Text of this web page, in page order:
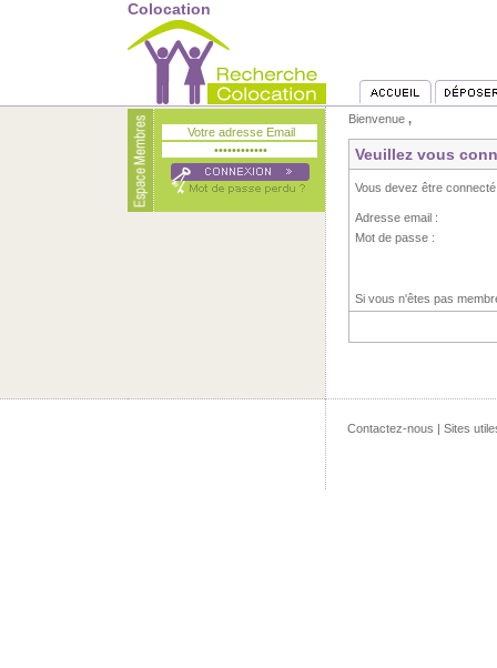
Colocation
Bienvenue ,
Veuillez vous
Vous devez être
Adresse email :
Mot de passe :
Si vous n'êtes pas
Contactez-nous | Sites